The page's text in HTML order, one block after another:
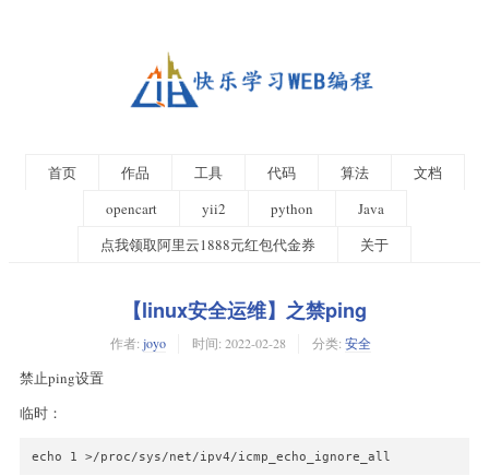
首页 作品 工具 代码 算法
文档
opencart
yii2 python
Java
点我领取阿里云1888元红包代金券
关于
【linux安全运维】之禁ping
作者: joyo 时间: 2022-02-28 分类: 安全
禁止ping设置
临时：